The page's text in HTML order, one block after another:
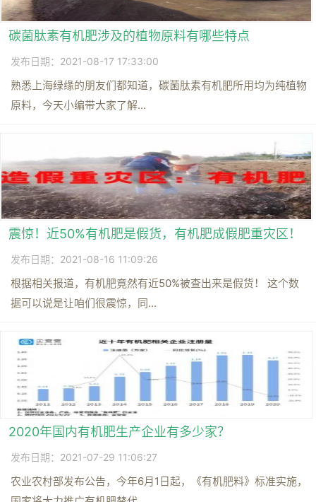
碳菌肽素有机肥涉及的植物原料有哪些特点
发布日期：2021-08-17 17:33:00
熟悉上海绿缘的朋友们都知道，碳菌肽素有机肥所用均为纯植物
原料，今天小编带大家了解...
震惊！近50%有机肥是假货，有机肥成假肥重灾区！
发布日期：2021-08-16 11:09:26
根据相关报道，有机肥竟然有近50%被查出来是假货！ 这个数
据可以说是让咱们很震惊，同...
2020年国内有机肥生产企业有多少家？
发布日期：2021-07-29 11:06:27
农业农村部发布公告，今年6月1日起，《有机肥料》标准实施，